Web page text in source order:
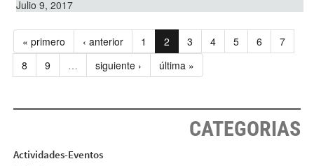
Julio 9, 2017
« primero ‹ anterior 1 2 3 4 5 6
7
8
9 … siguiente › última »
CATEGORIAS
Actividades-Eventos